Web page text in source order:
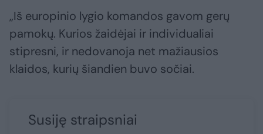
„Iš europinio lygio komandos gavom gerų
pamokų. Kurios žaidėjai ir individualiai
stipresni, ir nedovanoja net mažiausios
klaidos, kurių šiandien buvo sočiai.
Susiję straipsniai